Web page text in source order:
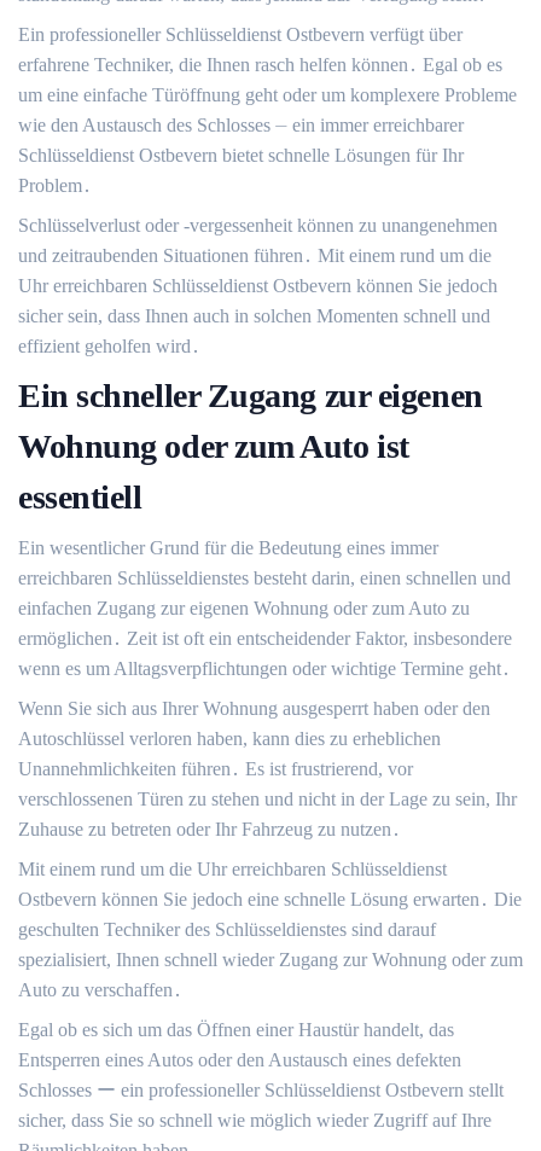
Ein professioneller Schlüsseldienst Ostbevern verfügt über
erfahrene Techniker, die Ihnen rasch helfen können․ Egal ob es
um eine einfache Türöffnung geht oder um komplexere Probleme
wie den Austausch des Schlosses ⏤ ein immer erreichbarer
Schlüsseldienst Ostbevern bietet schnelle Lösungen für Ihr
Problem․
Schlüsselverlust oder -vergessenheit können zu unangenehmen
und zeitraubenden Situationen führen․ Mit einem rund um die
Uhr erreichbaren Schlüsseldienst Ostbevern können Sie jedoch
sicher sein, dass Ihnen auch in solchen Momenten schnell und
effizient geholfen wird․
Ein schneller Zugang zur eigenen
Wohnung oder zum Auto ist
essentiell
Ein wesentlicher Grund für die Bedeutung eines immer
erreichbaren Schlüsseldienstes besteht darin, einen schnellen und
einfachen Zugang zur eigenen Wohnung oder zum Auto zu
ermöglichen․ Zeit ist oft ein entscheidender Faktor, insbesondere
wenn es um Alltagsverpflichtungen oder wichtige Termine geht․
Wenn Sie sich aus Ihrer Wohnung ausgesperrt haben oder den
Autoschlüssel verloren haben, kann dies zu erheblichen
Unannehmlichkeiten führen․ Es ist frustrierend, vor
verschlossenen Türen zu stehen und nicht in der Lage zu sein, Ihr
Zuhause zu betreten oder Ihr Fahrzeug zu nutzen․
Mit einem rund um die Uhr erreichbaren Schlüsseldienst
Ostbevern können Sie jedoch eine schnelle Lösung erwarten․ Die
geschulten Techniker des Schlüsseldienstes sind darauf
spezialisiert, Ihnen schnell wieder Zugang zur Wohnung oder zum
Auto zu verschaffen․
Egal ob es sich um das Öffnen einer Haustür handelt, das
Entsperren eines Autos oder den Austausch eines defekten
Schlosses ー ein professioneller Schlüsseldienst Ostbevern stellt
sicher, dass Sie so schnell wie möglich wieder Zugriff auf Ihre